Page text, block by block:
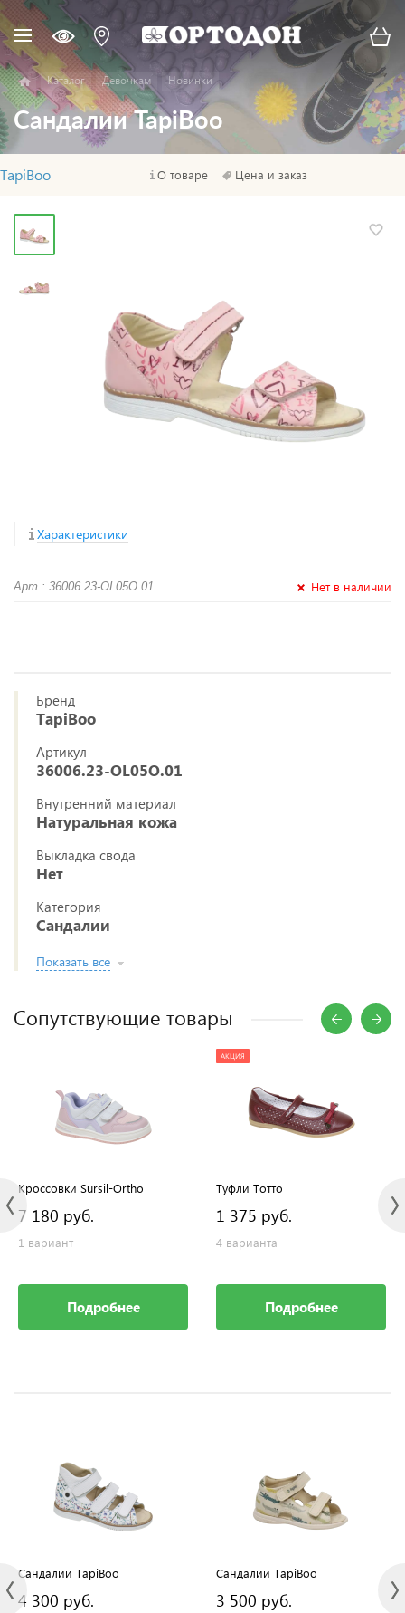
Каталог Девочкам Новинки
Сандалии TapiBoo
TapiBoo О товаре Цена и заказ
Характеристики
Арт.: 36006.23-OL05O.01 Нет в наличии
Бренд
TapiBoo
Артикул
36006.23-OL05O.01
Внутренний материал
Натуральная кожа
Выкладка свода
Нет
Категория
Сандалии
Показать все
Сопутствующие товары
Кроссовки Sursil-Ortho
7 180 руб.
1 вариант
Подробнее
АКЦИЯ
Туфли Тотто
1 375 руб.
4 варианта
Подробнее
Сандалии TapiBoo
4 300 руб.
Сандалии TapiBoo
3 500 руб.